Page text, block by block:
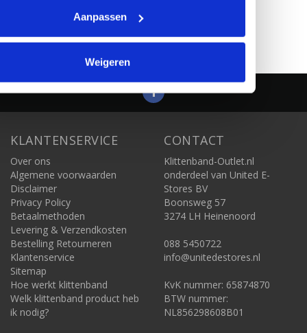
Aanpassen
Weigeren
KLANTENSERVICE
Over ons
Algemene voorwaarden
Disclaimer
Privacy Policy
Betaalmethoden
Levering & Verzendkosten
Bestelling Retourneren
Klantenservice
Sitemap
Hoe werkt klittenband
Welk klittenband product heb
ik nodig?
CONTACT
Klittenband-Outlet.nl
onderdeel van United E-
Stores BV
Boonsweg 57
3274 LH Heinenoord
088 5450722
info@unitedestores.nl
KvK nummer: 65874870
BTW nummer:
NL856298608B01